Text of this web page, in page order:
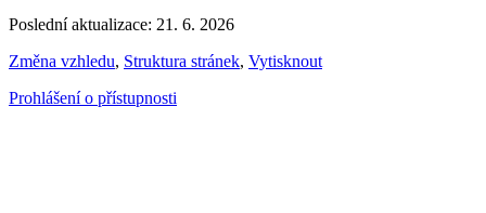
Poslední aktualizace: 21. 6. 2026
Změna vzhledu, Struktura stránek, Vytisknout
Prohlášení o přístupnosti